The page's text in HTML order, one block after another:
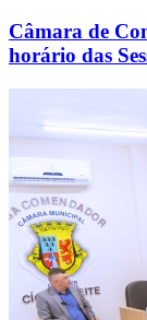
Câmara de
horário das